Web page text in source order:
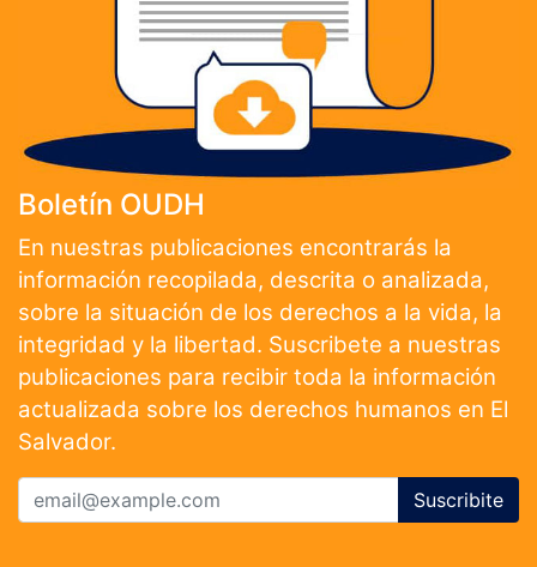
Boletín OUDH
En nuestras publicaciones encontrarás la
información recopilada, descrita o analizada,
sobre la situación de los derechos a la vida, la
integridad y la libertad. Suscribete a nuestras
publicaciones para recibir toda la información
actualizada sobre los derechos humanos en El
Salvador.
Suscribite